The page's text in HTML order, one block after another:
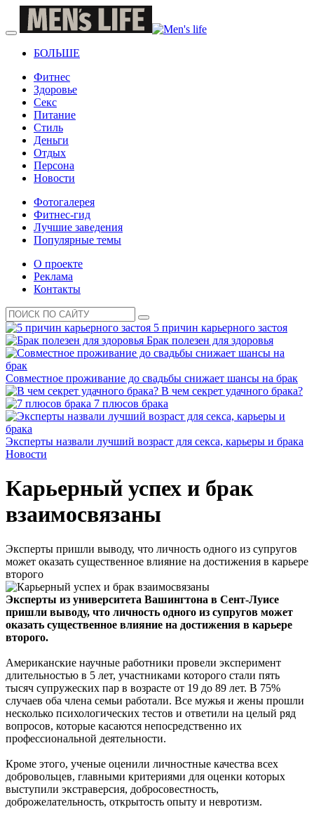
БОЛЬШЕ
Фитнес
Здоровье
Секс
Питание
Стиль
Деньги
Отдых
Персона
Новости
Фотогалерея
Фитнес-гид
Лучшие заведения
Популярные темы
О проекте
Реклама
Контакты
5 причин карьерного застоя
Брак полезен для здоровья
Совместное проживание до свадьбы снижает шансы на брак
В чем секрет удачного брака?
7 плюсов брака
Эксперты назвали лучший возраст для секса, карьеры и брака
Новости
Карьерный успех и брак
взаимосвязаны
Эксперты пришли выводу, что личность одного из супругов
может оказать существенное влияние на достижения в карьере
второго
Эксперты из университета Вашингтона в Сент-Луисе
пришли выводу, что личность одного из супругов может
оказать существенное влияние на достижения в карьере
второго.
Американские научные работники провели эксперимент
длительностью в 5 лет, участниками которого стали пять
тысяч супружеских пар в возрасте от 19 до 89 лет. В 75%
случаев оба члена семьи работали. Все мужья и жены прошли
несколько психологических тестов и ответили на целый ряд
вопросов, которые касаются непосредственно их
профессиональной деятельности.
Кроме этого, ученые оценили личностные качества всех
добровольцев, главными критериями для оценки которых
выступили экстраверсия, добросовестность,
доброжелательность, открытость опыту и невротизм.